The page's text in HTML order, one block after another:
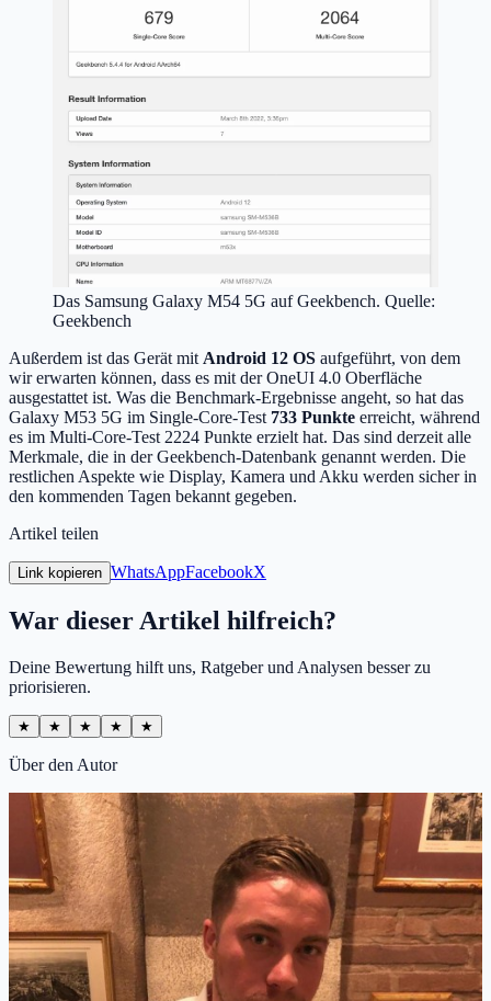
Das Samsung Galaxy M54 5G auf Geekbench. Quelle:
Geekbench
Außerdem ist das Gerät mit Android 12 OS aufgeführt, von dem
wir erwarten können, dass es mit der OneUI 4.0 Oberfläche
ausgestattet ist. Was die Benchmark-Ergebnisse angeht, so hat das
Galaxy M53 5G im Single-Core-Test 733 Punkte erreicht, während
es im Multi-Core-Test 2224 Punkte erzielt hat. Das sind derzeit alle
Merkmale, die in der Geekbench-Datenbank genannt werden. Die
restlichen Aspekte wie Display, Kamera und Akku werden sicher in
den kommenden Tagen bekannt gegeben.
Artikel teilen
Link kopieren WhatsAppFacebookX
War dieser Artikel hilfreich?
Deine Bewertung hilft uns, Ratgeber und Analysen besser zu
priorisieren.
★ ★ ★ ★ ★
Über den Autor